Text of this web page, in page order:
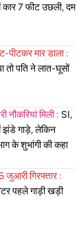
कार 7 फीट उछली, दम
पीटकर मार डाला :
तो पति ने लात-घूसों
नौकरियां मिली : SI,
झंडे गाड़े, लेकिन
के शुभांगी की कहा
गिरफ्तार :
पहले गाड़ी खड़ी